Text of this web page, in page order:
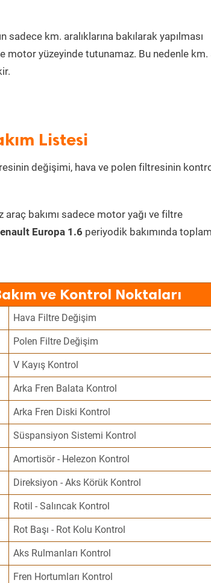
km. aralıklarına bakılarak yapılması
motor yüzeyinde tutunamaz. Bu nedenle
Listesi
değişimi, hava ve polen filtresinin
araç bakımı sadece motor yağı ve filtre
Europa 1.6 periyodik bakımında
ve Kontrol Noktaları
Hava Filtre Değişim
Polen Filtre Değişim
V Kayış Kontrol
Arka Fren Balata Kontrol
Arka Fren Diski Kontrol
Süspansiyon Sistemi Kontrol
Amortisör - Helezon Kontrol
Direksiyon - Aks Körük Kontrol
Rotil - Salıncak Kontrol
Rot Başı - Rot Kolu Kontrol
Aks Rulmanları Kontrol
Fren Hortumları Kontrol